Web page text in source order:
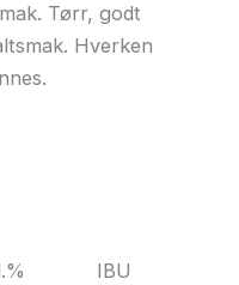
Tørr, godt
Hverken
IBU